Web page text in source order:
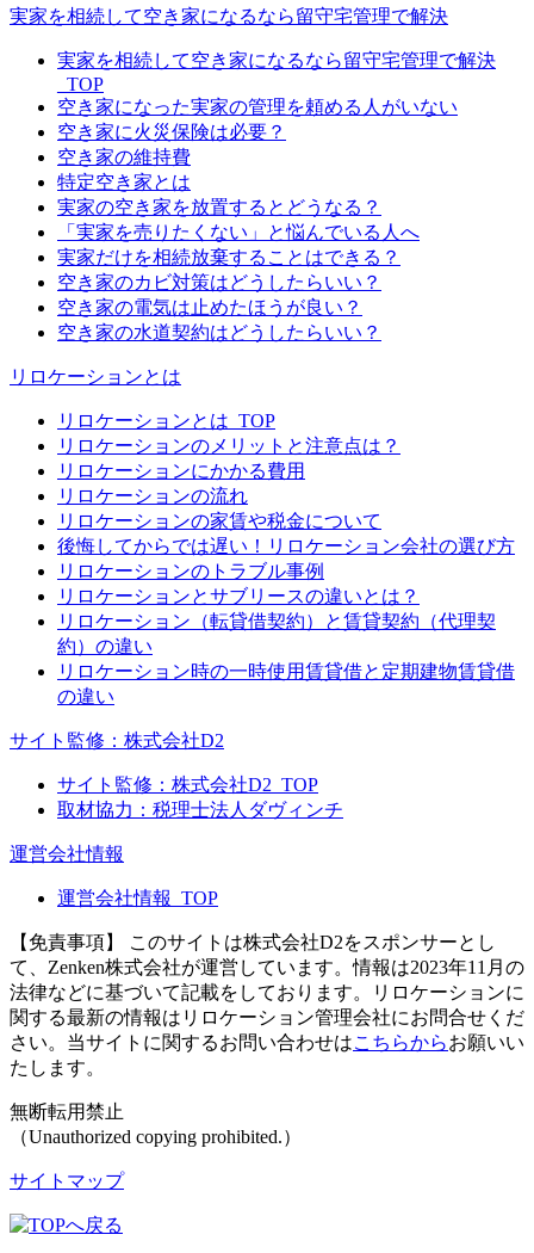
実家を相続して空き家になるなら留守宅管理で解決
実家を相続して空き家になるなら留守宅管理で解決
_TOP
空き家になった実家の管理を頼める人がいない
空き家に火災保険は必要？
空き家の維持費
特定空き家とは
実家の空き家を放置するとどうなる？
「実家を売りたくない」と悩んでいる人へ
実家だけを相続放棄することはできる？
空き家のカビ対策はどうしたらいい？
空き家の電気は止めたほうが良い？
空き家の水道契約はどうしたらいい？
リロケーションとは
リロケーションとは_TOP
リロケーションのメリットと注意点は？
リロケーションにかかる費用
リロケーションの流れ
リロケーションの家賃や税金について
後悔してからでは遅い！リロケーション会社の選び方
リロケーションのトラブル事例
リロケーションとサブリースの違いとは？
リロケーション（転貸借契約）と賃貸契約（代理契
約）の違い
リロケーション時の一時使用賃貸借と定期建物賃貸借
の違い
サイト監修：株式会社D2
サイト監修：株式会社D2_TOP
取材協力：税理士法人ダヴィンチ
運営会社情報
運営会社情報_TOP
【免責事項】
このサイトは株式会社D2をスポンサーとし
て、Zenken株式会社が運営しています。情報は2023年11月の
法律などに基づいて記載をしております。リロケーションに
関する最新の情報はリロケーション管理会社にお問合せくだ
さい。当サイトに関するお問い合わせはこちらからお願いい
たします。
無断転用禁止
（Unauthorized copying prohibited.）
サイトマップ